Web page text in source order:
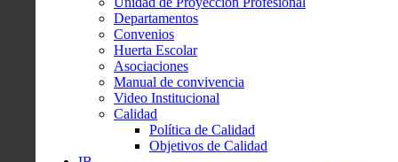
Departamentos
Convenios
Huerta Escolar
Asociaciones
Manual de convivencia
Video Institucional
Calidad
Política de Calidad
Objetivos de Calidad